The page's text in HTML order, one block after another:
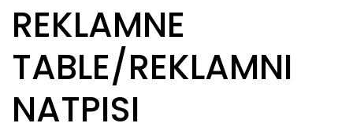
REKLAMNE
TABLE/REKLAMNI
NATPISI